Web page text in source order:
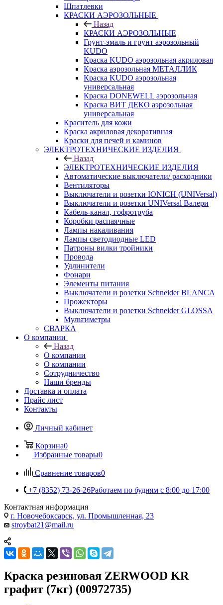
Шпатлевки
КРАСКИ АЭРОЗОЛЬНЫЕ
Назад
КРАСКИ АЭРОЗОЛЬНЫЕ
Грунт-эмаль и грунт аэрозольный
KUDO
Краска KUDO аэрозольная акриловая
Краска аэрозольная МЕТАЛЛИК
Краска KUDO аэрозольная
универсальная
Краска DONEWELL аэрозольная
Краска ВИТ ДЕКО аэрозольная
универсальная
Краситель для кожи
Краска акриловая декоративная
Краски для печей и каминов
ЭЛЕКТРОТЕХНИЧЕСКИЕ ИЗДЕЛИЯ
Назад
ЭЛЕКТРОТЕХНИЧЕСКИЕ ИЗДЕЛИЯ
Автоматические выключатели/ расходники
Вентиляторы
Выключатели и розетки IONICH (UNIVersal)
Выключатели и розетки UNIVersal Валери
Кабель-канал, гофротруба
Коробки распаячные
Лампы накаливания
Лампы светодиодные LED
Патроны вилки тройники
Провода
Удлинители
Фонари
Элементы питания
Выключатели и розетки Schneider BLANCA
Прожекторы
Выключатели и розетки Schneider GLOSSA
Мультиметры
СВАРКА
О компании
Назад
О компании
О компании
Сотрудничество
Наши бренды
Доставка и оплата
Прайс лист
Контакты
Личный кабинет
Корзина0
Избранные товары0
Сравнение товаров0
+7 (8352) 73-26-26Работаем по будням с 8:00 до 17:00
Контактная информация
г. Новочебоксарск, ул. Промышленная, 23
stroybat21@mail.ru
Краска резиновая ZERWOOD KR
графит (7кг) (00972735)